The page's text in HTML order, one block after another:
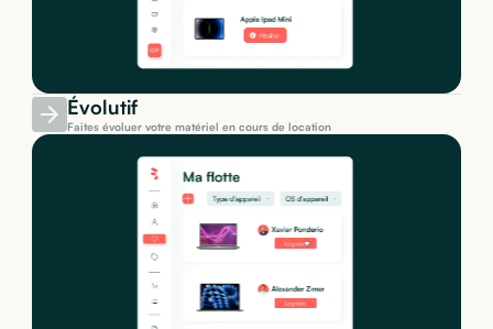
Évolutif
Faites évoluer votre matériel en cours de location